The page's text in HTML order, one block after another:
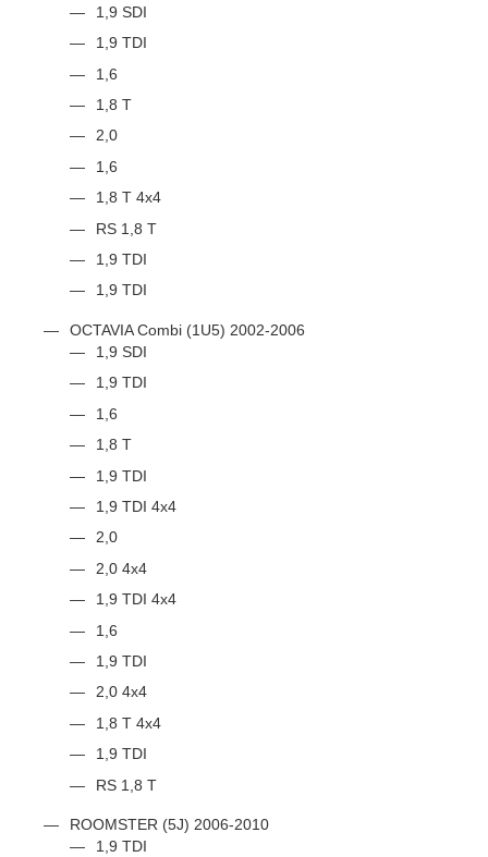
1,9 SDI
1,9 TDI
1,6
1,8 T
2,0
1,6
1,8 T 4x4
RS 1,8 T
1,9 TDI
1,9 TDI
OCTAVIA Combi (1U5) 2002-2006
1,9 SDI
1,9 TDI
1,6
1,8 T
1,9 TDI
1,9 TDI 4x4
2,0
2,0 4x4
1,9 TDI 4x4
1,6
1,9 TDI
2,0 4x4
1,8 T 4x4
1,9 TDI
RS 1,8 T
ROOMSTER (5J) 2006-2010
1,9 TDI